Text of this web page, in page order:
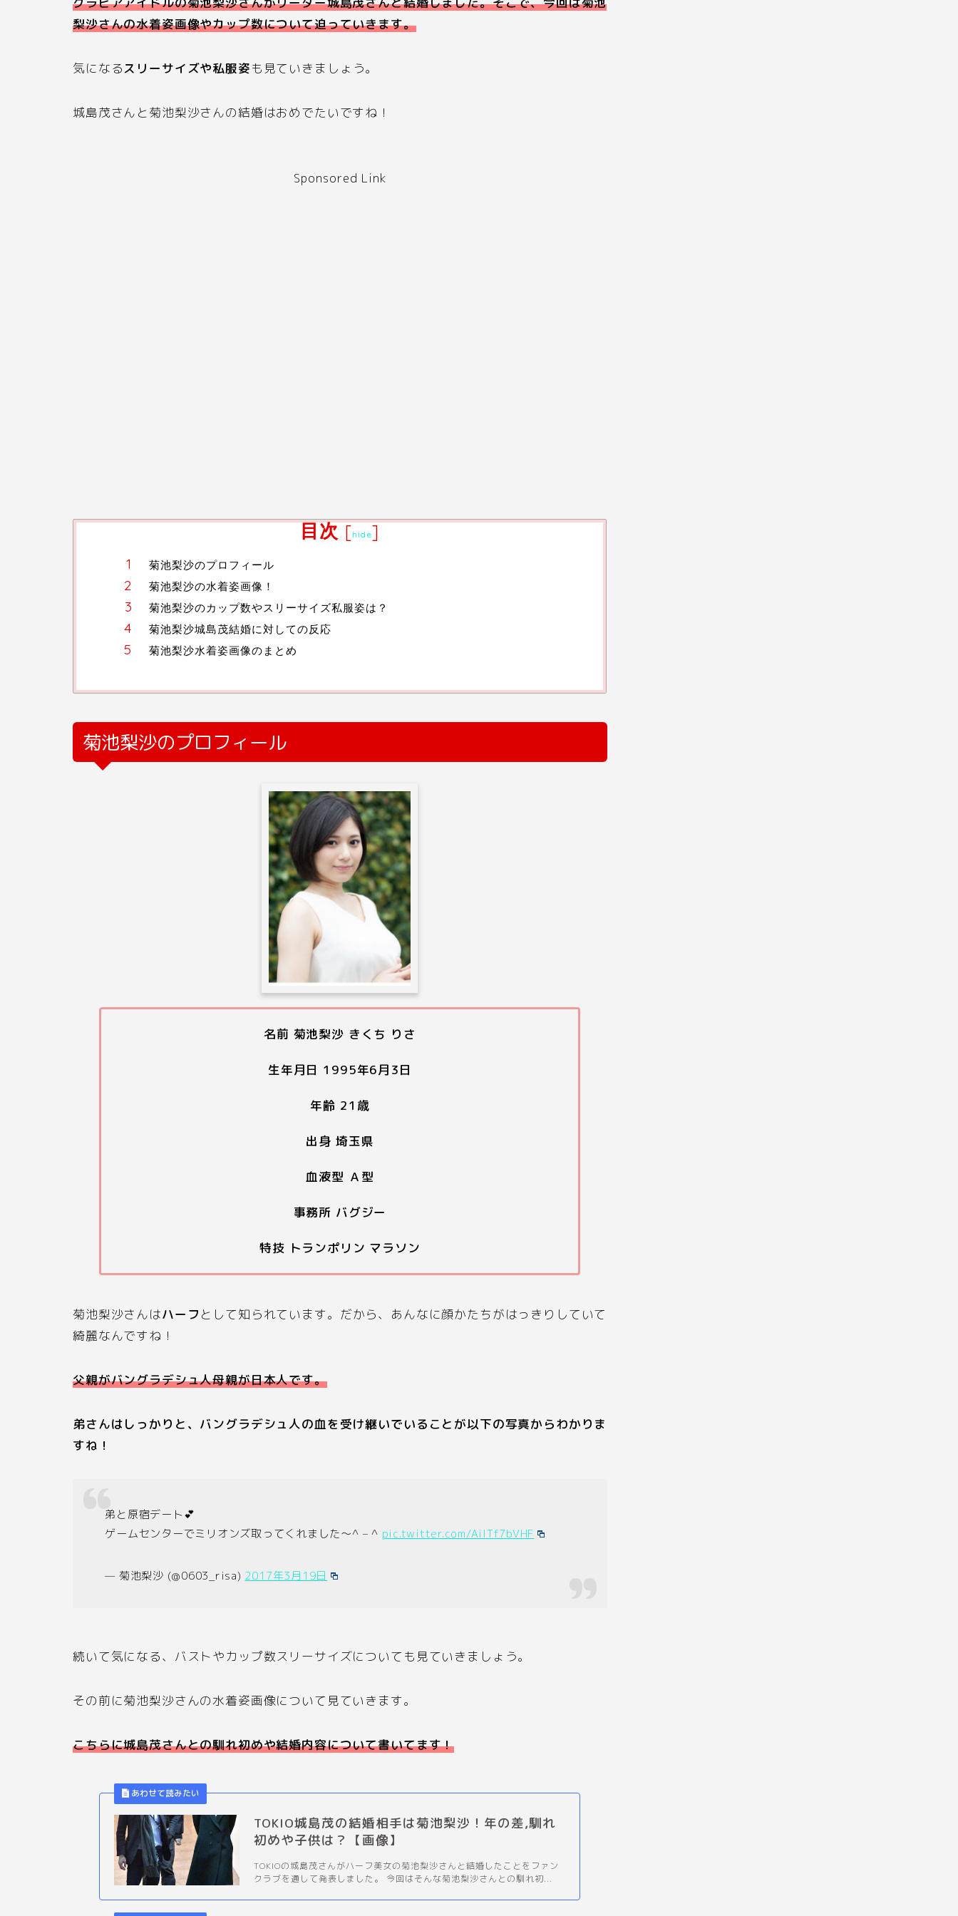
梨沙さんの水着姿画像やカップ数について迫っていきます。
気になるスリーサイズや私服姿も見ていきましょう。
城島茂さんと菊池梨沙さんの結婚はおめでたいですね！
Sponsored Link
目次 [hide]
菊池梨沙のプロフィール
菊池梨沙の水着姿画像！
菊池梨沙のカップ数やスリーサイズ私服姿は？
菊池梨沙城島茂結婚に対しての反応
菊池梨沙水着姿画像のまとめ
菊池梨沙のプロフィール
名前 菊池梨沙 きくち りさ
生年月日 1995年6月 3日
年齢 21 歳
出身 埼玉県
血液型 Ａ型
事務所 バグジー
特技 トランポリン マラソン
菊池梨沙さんはハーフ として知られています。だから、あんなに顔かたちがはっきりしていて
綺麗なんですね！
父親がバングラデシュ人母親が日本人です。
弟さんはしっかりと、バングラデシュ人の血を受け継いでいることが以下の写真からわかりま
すね！
弟と原宿デート💕
ゲームセンターでミリオンズ取ってくれました〜^ – ^ pic.twitter.com/AilTf7bVHF
— 菊池梨沙 (@0603_risa) 2017年3月19日
続いて気になる、バストやカップ数スリーサイズについても見ていきましょう。
その前に菊池梨沙さんの水着姿画像について見ていきます。
こちらに城島茂さんとの馴れ初めや結婚内容について書いてます！
TOKIO城島茂の結婚相手は菊池梨沙！年の差,馴れ
初めや子供は？【画像】
TOKIOの城島茂さんがハーフ美女の菊池梨沙さんと結婚したことをファン
クラブを通して発表しました。 今回はそんな菊池梨沙さんとの馴れ初...